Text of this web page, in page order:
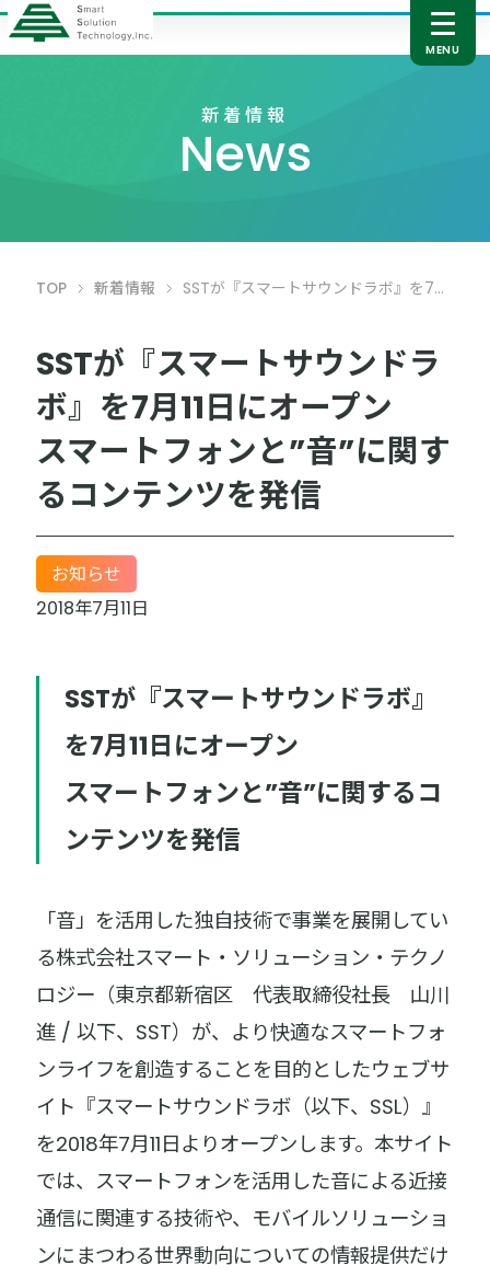
新着情報
News
TOP 新着情報 SSTが『スマートサウンドラボ』を7月11日にオープン スマートフォンと”音”に関するコンテンツを発信
SSTが『スマートサウンドラ
ボ』を7月11日にオープン
スマートフォンと”音”に関す
るコンテンツを発信
お知らせ
2018年7月11日
SSTが『スマートサウンドラボ』
を7月11日にオープン
スマートフォンと”音”に関するコ
ンテンツを発信
「音」を活用した独自技術で事業を展開してい
る株式会社スマート・ソリューション・テクノ
ロジー（東京都新宿区 代表取締役社長 山川
進 / 以下、SST）が、より快適なスマートフォ
ンライフを創造することを目的としたウェブサ
イト『スマートサウンドラボ（以下、SSL）』
を2018年7月11日よりオープンします。本サイト
では、スマートフォンを活用した音による近接
通信に関連する技術や、モバイルソリューショ
ンにまつわる世界動向についての情報提供だけ